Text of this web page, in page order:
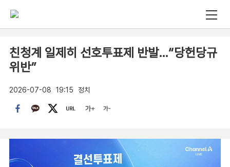
친청계 일제히 선호투표제 반발…“당헌당규
위반”
2026-07-08 19:15 정치